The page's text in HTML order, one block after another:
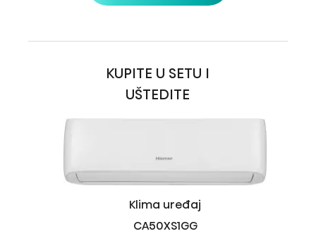
KUPITE U SETU I
UŠTEDITE
Klima uređaj
CA50XS1GG